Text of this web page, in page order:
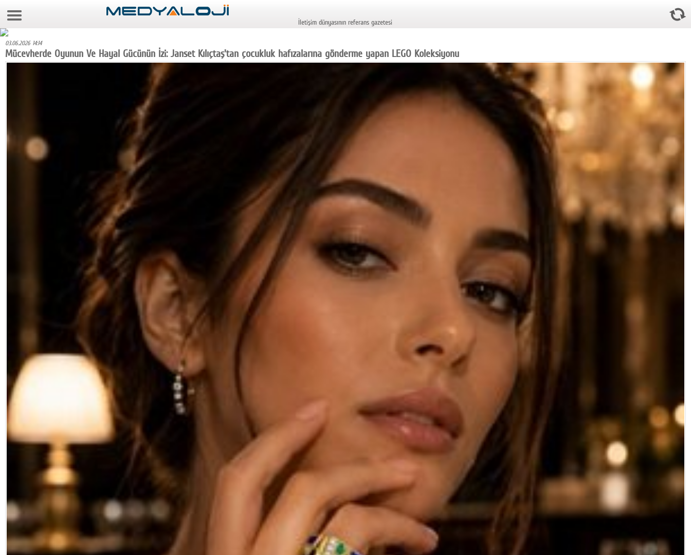
6 Ağustos 2026 15:00:21
Foto Galeri
Reyting-tiraj
Teknoloji
Yazarlar
Facebook
Twitter
Google Plus
© 2026 TÜM HAKLARI SAKLIDIR
İletişim dünyasının referans gazetesi
03.06.2026 14:14
Mücevherde Oyunun Ve Hayal Gücünün İzi: Janset Kılıçtaş'tan çocukluk hafızalarına gönderme yapan LEGO Koleksiyonu